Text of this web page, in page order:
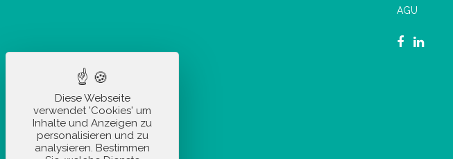
AGU
Diese Webseite
verwendet 'Cookies' um
Inhalte und Anzeigen zu
personalisieren und zu
analysieren. Bestimmen